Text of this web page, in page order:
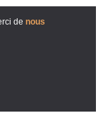
de nous